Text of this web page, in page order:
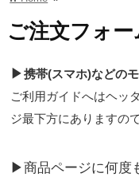
ご注文フォー
▶携帯(スマホ)などの
ご利用ガイドへはヘッ
ジ最下方にありますの
▶商品ページに何度